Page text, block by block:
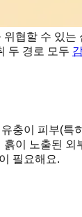
협할 수 있는
두 경로 모두
충이 피부(특
이 노출된 외
필요해요.